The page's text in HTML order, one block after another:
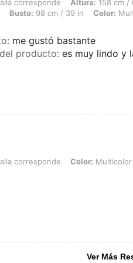
Altura: 158 cm / 62 in,
corresponde Altura: 158 cm /
Busto: 98 cm / 39 in Color:
: me gustó bastante
producto: es muy lindo y
Color: Multicolor, Talla: S
corresponde Color: Multicolor
Ver Más